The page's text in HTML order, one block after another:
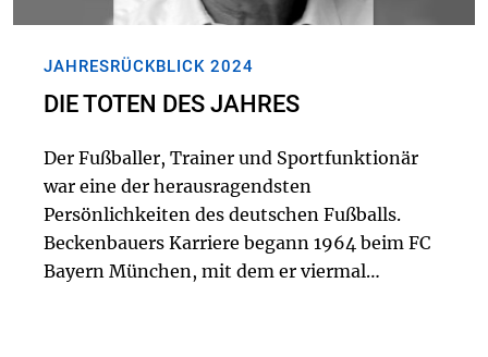
JAHRESRÜCKBLICK 2024
DIE TOTEN DES JAHRES
Der Fußballer, Trainer und Sportfunktionär
war eine der herausragendsten
Persönlichkeiten des deutschen Fußballs.
Beckenbauers Karriere begann 1964 beim FC
Bayern München, mit dem er viermal